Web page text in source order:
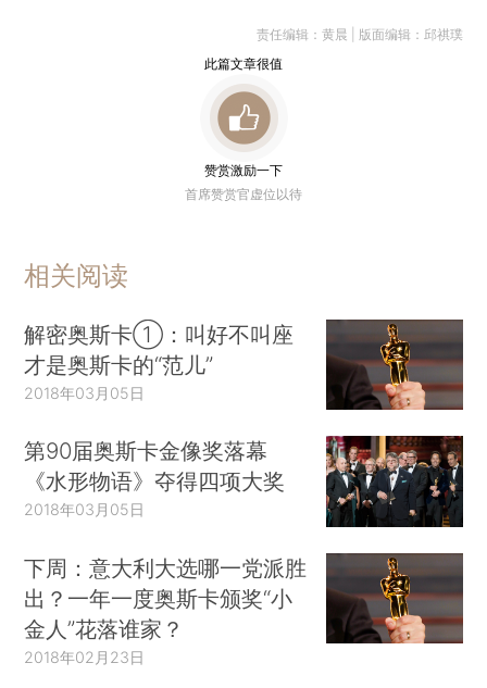
责任编辑：黄晨 | 版面编辑：邱祺璞
此篇文章很值
赞赏激励一下
首席赞赏官虚位以待
相关阅读
解密奥斯卡①：叫好不叫座
才是奥斯卡的“范儿”
2018年03月05日
第90届奥斯卡金像奖落幕
《水形物语》夺得四项大奖
2018年03月05日
下周：意大利大选哪一党派胜
出？一年一度奥斯卡颁奖“小
金人”花落谁家？
2018年02月23日